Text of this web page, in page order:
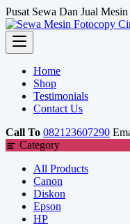
Skip
to
content
Pusat Sewa Dan Jual
Home
Shop
Testimonials
Contact Us
Call To 082123607290
Category
All Products
Canon
Diskon
Epson
HP